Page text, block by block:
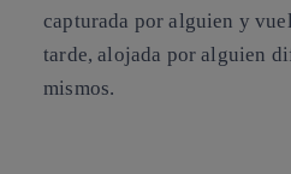
capturada por alguien y
tarde, alojada por alguien
mismos.